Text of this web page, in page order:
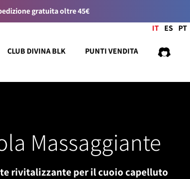
gratuita oltre 45€
CLUB DIVINA BLK PUNTI VENDITA
IT ES PT
Massaggiante
rivitalizzante per il cuoio capelluto